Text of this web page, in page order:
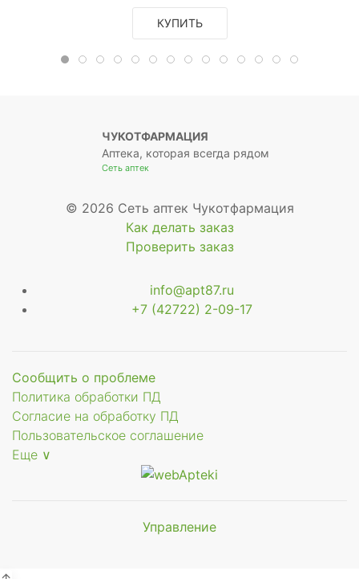
КУПИТЬ
ЧУКОТФАРМАЦИЯ
Аптека, которая всегда рядом
Сеть аптек
© 2026 Сеть аптек Чукотфармация
Как делать заказ
Проверить заказ
info@apt87.ru
+7 (42722) 2-09-17
Сообщить о проблеме
Политика обработки ПД
Согласие на обработку ПД
Пользовательское соглашение
Еще ∨
Управление